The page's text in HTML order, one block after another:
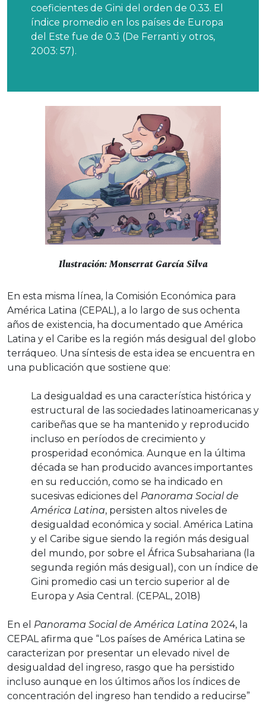
coeficientes de Gini del orden de 0.33. El
índice promedio en los países de Europa
del Este fue de 0.3 (De Ferranti y otros,
2003: 57).
Ilustración: Monserrat García Silva
En esta misma línea, la Comisión Económica para
América Latina (CEPAL), a lo largo de sus ochenta
años de existencia, ha documentado que América
Latina y el Caribe es la región más desigual del globo
terráqueo. Una síntesis de esta idea se encuentra en
una publicación que sostiene que:
La desigualdad es una característica histórica y
estructural de las sociedades latinoamericanas y
caribeñas que se ha mantenido y reproducido
incluso en períodos de crecimiento y
prosperidad económica. Aunque en la última
década se han producido avances importantes
en su reducción, como se ha indicado en
sucesivas ediciones del Panorama Social de
América Latina, persisten altos niveles de
desigualdad económica y social. América Latina
y el Caribe sigue siendo la región más desigual
del mundo, por sobre el África Subsahariana (la
segunda región más desigual), con un índice de
Gini promedio casi un tercio superior al de
Europa y Asia Central. (CEPAL, 2018)
En el Panorama Social de América Latina 2024, la
CEPAL afirma que “Los países de América Latina se
caracterizan por presentar un elevado nivel de
desigualdad del ingreso, rasgo que ha persistido
incluso aunque en los últimos años los índices de
concentración del ingreso han tendido a reducirse”